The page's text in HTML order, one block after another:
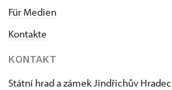
Für Medien
Kontakte
KONTAKT
Státní hrad a zámek Jindřichův Hradec